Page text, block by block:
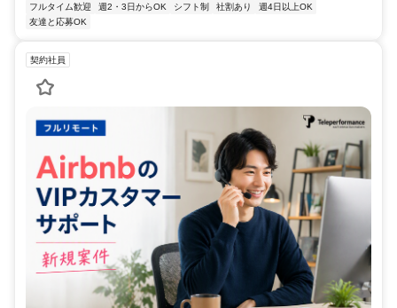
フルタイム歓迎
週2・3日からOK シフト制 社割あり
週4日以上OK
友達と応募OK
契約社員